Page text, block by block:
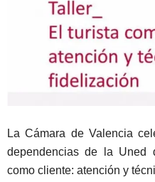
La Cámara de Valencia
dependencias de la Uned
como cliente: atención y